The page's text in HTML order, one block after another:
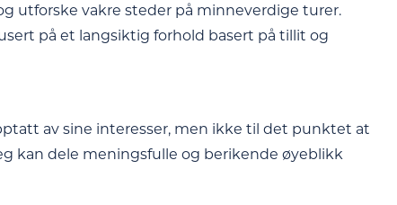
utforske vakre steder på minneverdige turer.
på et langsiktig forhold basert på tillit og
av sine interesser, men ikke til det punktet at
kan dele meningsfulle og berikende øyeblikk